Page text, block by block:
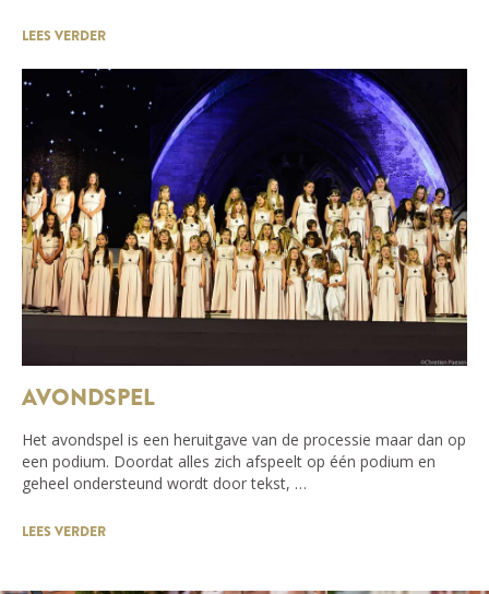
LEES VERDER
AVONDSPEL
Het avondspel is een heruitgave van de processie maar dan op
een podium. Doordat alles zich afspeelt op één podium en
geheel ondersteund wordt door tekst, …
LEES VERDER